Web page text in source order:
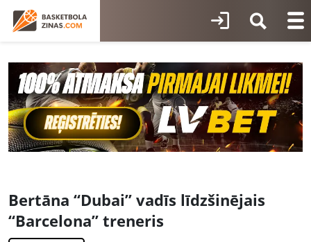
Bertāna “Dubai” vadīs līdzšinējais
“Barcelona” treneris